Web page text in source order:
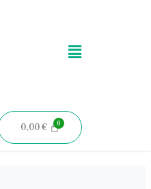
Menu
0,00€